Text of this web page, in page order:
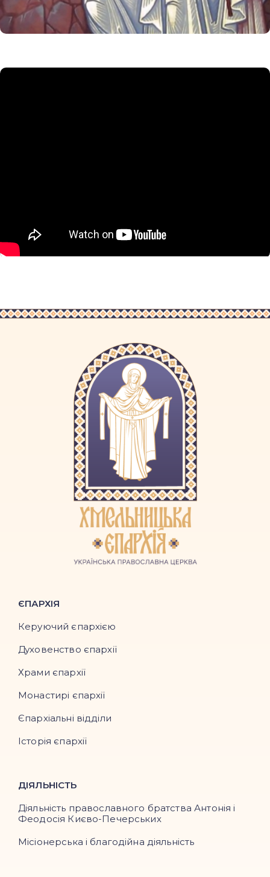
ЄПАРХІЯ
Керуючий єпархією
Духовенство єпархії
Храми єпархії
Монастирі єпархії
Єпархіальні відділи
Історія єпархії
ДІЯЛЬНІСТЬ
Діяльність православного братства Антонія і
Феодосія Києво-Печерських
Місіонерська і благодійна діяльність